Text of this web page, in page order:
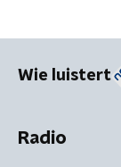
Wie luistert
Radio